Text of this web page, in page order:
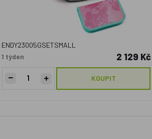
ENDY23005GSETSMALL
1 týden
2 129 Kč
KOUPIT